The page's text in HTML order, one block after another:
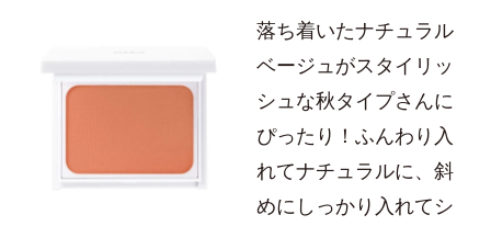
落ち着いたナチュラル
ベージュがスタイリッ
シュな秋タイプさんに
ぴったり！ふんわり入
れてナチュラルに、斜
めにしっかり入れてシ